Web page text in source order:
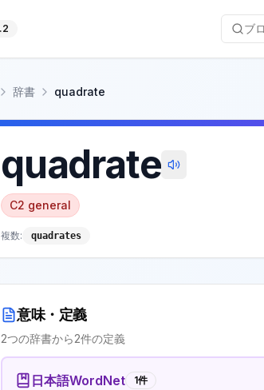
ブ
辞書 quadrate
quadrate
C2 general
複数: quadrates
意味・定義
2つの辞書から2件の定義
日本語WordNet 1件